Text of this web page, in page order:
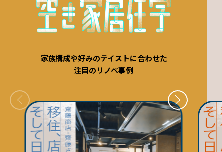
家族構成や好みのテイストに合わせた
注目のリノベ事例